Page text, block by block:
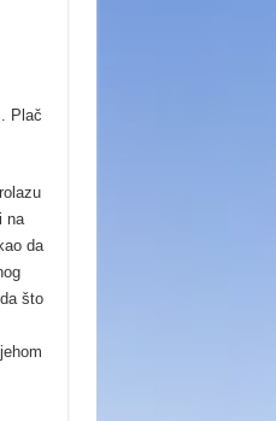
Plač
na
da
što